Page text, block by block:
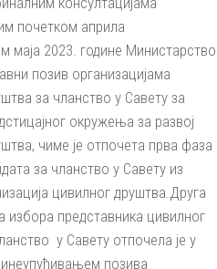
почетком априла
маја 2023. године Министарство
позив организацијама
за чланство у Савету за
окружења за развој
чиме је отпочета прва фаза
за чланство у Савету из
цивилног друштва.Друга
избора представника цивилног
у Савету отпочела је у
позива